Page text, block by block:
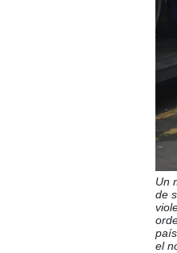
Un
de
el